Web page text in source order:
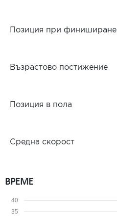
Позиция при финиширане
Възрастово постижение
Позиция в пола
Средна скорост
ВРЕМЕ
35
40